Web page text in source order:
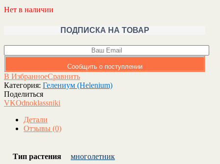
Нет в наличии
ПОДПИСКА НА ТОВАР
Сообщить о поступлении
В ИзбранноеСравнить
Категория: Гелениум (Helenium)
Поделиться
VKOdnoklassniki
Детали
Отзывы (0)
Тип растения многолетник